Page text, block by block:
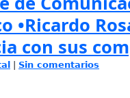
•Ricardo
con sus
Sin comentarios